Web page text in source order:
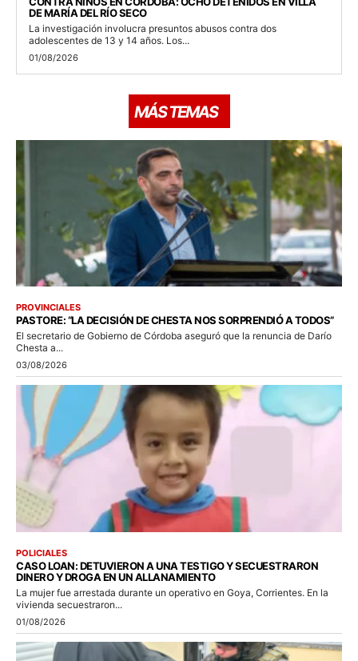
DE MARÍA DEL RÍO SECO
La investigación involucra presuntos abusos contra dos
adolescentes de 13 y 14 años. Los...
01/08/2026
MÁS TEMAS
PROVINCIALES
PASTORE: “LA DECISIÓN DE CHESTA NOS SORPRENDIÓ A TODOS”
El secretario de Gobierno de Córdoba aseguró que la renuncia de Darío
Chesta a...
03/08/2026
POLICIALES
CASO LOAN: DETUVIERON A UNA TESTIGO Y SECUESTRARON
DINERO Y DROGA EN UN ALLANAMIENTO
La mujer fue arrestada durante un operativo en Goya, Corrientes. En la
vivienda secuestraron...
01/08/2026